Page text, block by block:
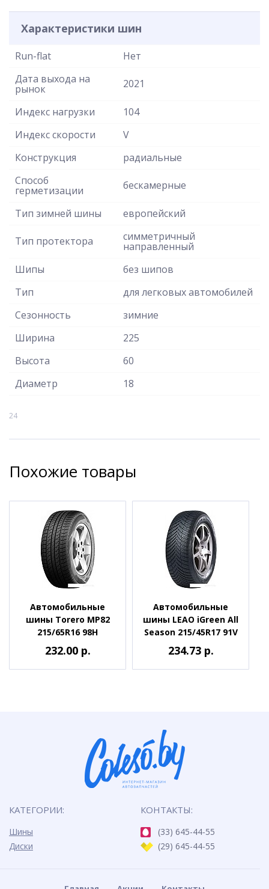
Характеристики шин
Run-flat
Нет
Дата выхода на
рынок 2021
Индекс нагрузки
104
Индекс скорости
V
Конструкция
радиальные
Способ
герметизации бескамерные
Тип зимней шины европейский
Тип протектора симметричный
направленный
Шипы
без шипов
Тип
для легковых автомобилей
Сезонность
зимние
Ширина
225
Высота
60
Диаметр
18
24
Похожие товары
Автомобильные
шины Torero MP82
215/65R16 98H
232.00 р.
Автомобильные
шины LEAO iGreen All
Season 215/45R17 91V
234.73 р.
КАТЕГОРИИ:
Шины
Диски
КОНТАКТЫ:
(33) 645-44-55
(29) 645-44-55